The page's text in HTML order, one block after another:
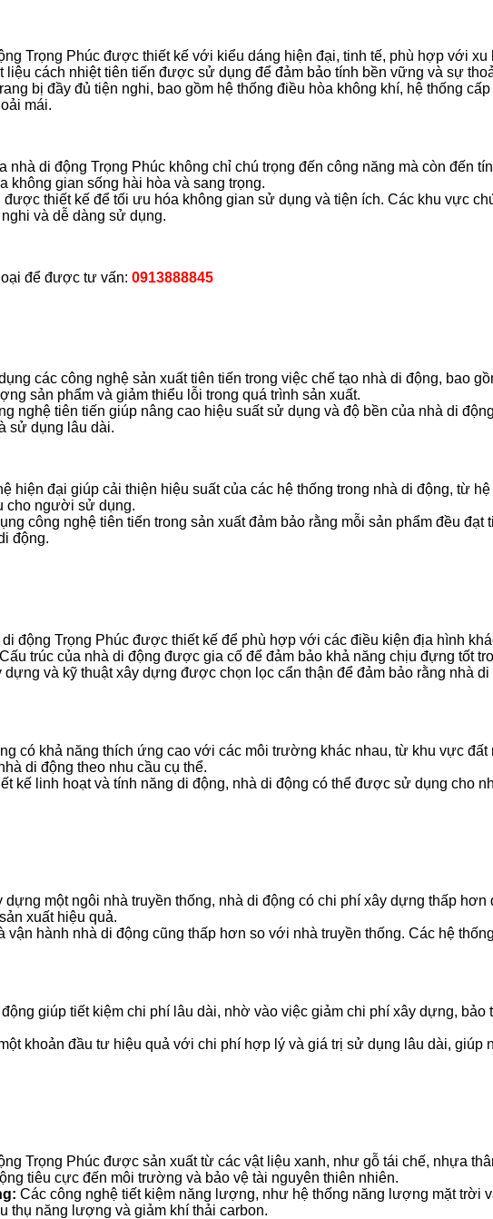
Trọng Phúc được thiết kế với kiểu dáng hiện đại, tinh tế, phù hợp với
liệu cách nhiệt tiên tiến được sử dụng để đảm bảo tính bền vững và sự
bị đầy đủ tiện nghi, bao gồm hệ thống điều hòa không khí, hệ thống
mái.
nhà di động Trọng Phúc không chỉ chú trọng đến công năng mà còn đến
không gian sống hài hòa và sang trọng.
được thiết kế để tối ưu hóa không gian sử dụng và tiện ích. Các khu vực
và dễ dàng sử dụng.
để được tư vấn: 0913888845
các công nghệ sản xuất tiên tiến trong việc chế tạo nhà di động, bao
sản phẩm và giảm thiểu lỗi trong quá trình sản xuất.
nghệ tiên tiến giúp nâng cao hiệu suất sử dụng và độ bền của nhà di
sử dụng lâu dài.
hiện đại giúp cải thiện hiệu suất của các hệ thống trong nhà di động, từ
cho người sử dụng.
công nghệ tiên tiến trong sản xuất đảm bảo rằng mỗi sản phẩm đều
động.
di động Trọng Phúc được thiết kế để phù hợp với các điều kiện địa hình
trúc của nhà di động được gia cố để đảm bảo khả năng chịu đựng tốt
dựng và kỹ thuật xây dựng được chọn lọc cẩn thận để đảm bảo rằng nhà
có khả năng thích ứng cao với các môi trường khác nhau, từ khu vực
di động theo nhu cầu cụ thể.
kế linh hoạt và tính năng di động, nhà di động có thể được sử dụng cho
dựng một ngôi nhà truyền thống, nhà di động có chi phí xây dựng thấp
xuất hiệu quả.
vận hành nhà di động cũng thấp hơn so với nhà truyền thống. Các hệ
giúp tiết kiệm chi phí lâu dài, nhờ vào việc giảm chi phí xây dựng,
khoản đầu tư hiệu quả với chi phí hợp lý và giá trị sử dụng lâu dài,
Trọng Phúc được sản xuất từ các vật liệu xanh, như gỗ tái chế, nhựa
tiêu cực đến môi trường và bảo vệ tài nguyên thiên nhiên.
Các công nghệ tiết kiệm năng lượng, như hệ thống năng lượng mặt trời
thụ năng lượng và giảm khí thải carbon.